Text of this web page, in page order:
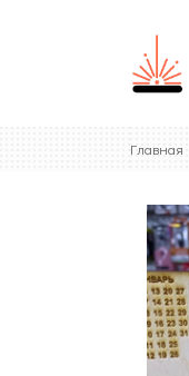
Главная